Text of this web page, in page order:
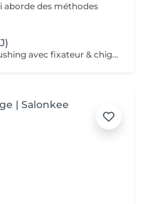
des méthodes
Essai + Jour J + Shampooing + Brushing avec fixateur & chignon